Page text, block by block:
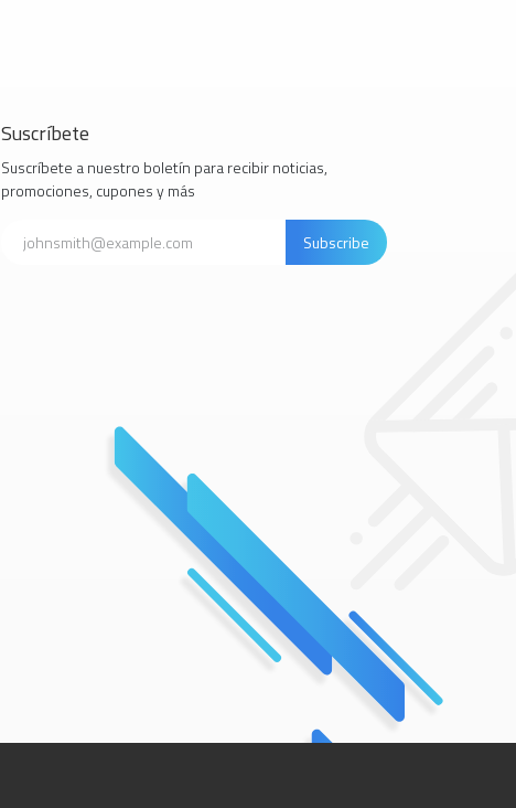
Suscríbete
Suscríbete a nuestro boletín para recibir noticias,
promociones, cupones y más
Subscribe